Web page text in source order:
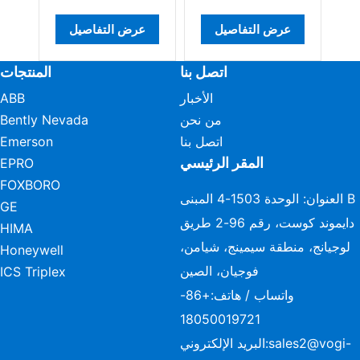
عرض التفاصيل عرض التفاصيل
المنتجات
ABB
Bently Nevada
Emerson
EPRO
FOXBORO
GE
HIMA
Honeywell
ICS Triplex
اتصل بنا
الأخبار
من نحن
اتصل بنا
المقر الرئيسي
العنوان: الوحدة 1503-4 المبنى B
دايموند كوست، رقم 96-2 طريق
لوجيانج، منطقة سيمينج، شيامن،
فوجيان، الصين
واتساب / هاتف:
+86-
18050019721
البريد الإلكتروني:sales2@vogi-